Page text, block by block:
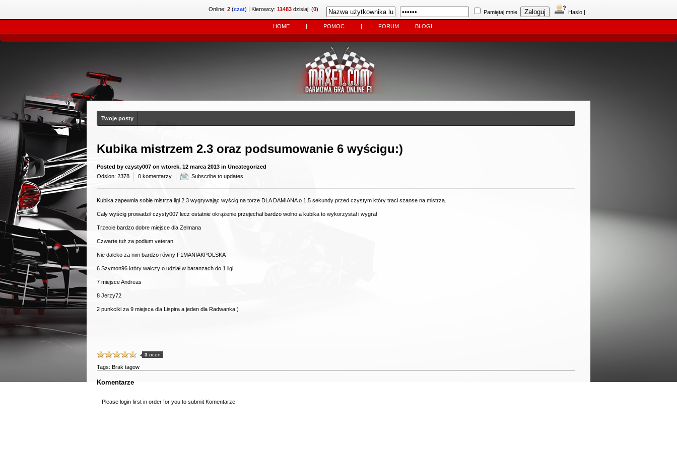
Pamiętaj mnie Haslo |
| Kierowcy: 11483 dzisiaj: (0)
Online: 2 (czat)
HOME | POMOC | FORUM BLOGI
Twoje posty
Kubika mistrzem 2.3 oraz podsumowanie 6 wyścigu:)
Posted by czysty007 on wtorek, 12 marca 2013 in Uncategorized
Odslon: 2378
0 komentarzy Subscribe to updates
Kubika zapewnia sobie mistrza ligi 2.3 wygrywając wyścig na torze DLA DAMIANA o 1,5 sekundy przed czystym który traci szanse na mistrza.
Cały wyścig prowadził czysty007 lecz ostatnie okrążenie przejechał bardzo wolno a kubika to wykorzystał i wygrał
Trzecie bardzo dobre miejsce dla Zelmana
Czwarte tuż za podium veteran
Nie daleko za nim bardzo równy F1MANIAKPOLSKA
6 Szymon96 który walczy o udział w baranzach do 1 ligi
7 miejsce Andreas
8 Jerzy72
2 punkciki za 9 miejsca dla Lispira a jeden dla Radwanka:)
3 ocen
Tags: Brak tagow
Komentarze
Please login first in order for you to submit Komentarze